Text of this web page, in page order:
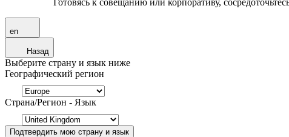
Готовясь к совещанию или корпоративу,
en
Назад
Выберите страну и язык ниже
Географический регион
Страна/Регион - Язык
Подтвердить мою страну и язык